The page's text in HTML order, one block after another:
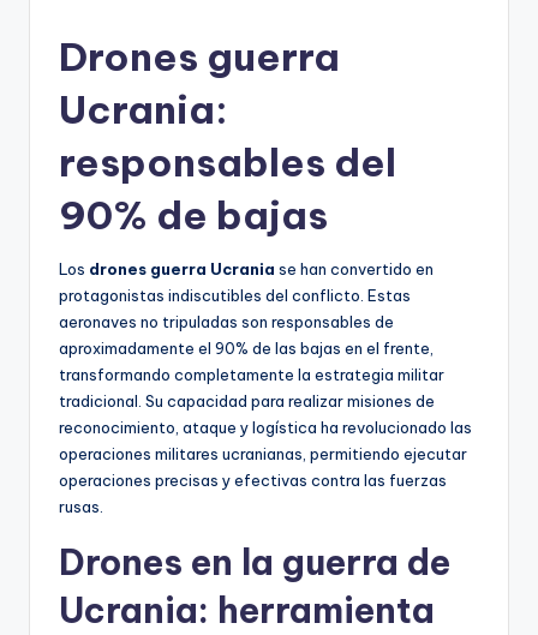
Drones guerra
Ucrania:
responsables del
90% de bajas
Los drones guerra Ucrania se han convertido en
protagonistas indiscutibles del conflicto. Estas
aeronaves no tripuladas son responsables de
aproximadamente el 90% de las bajas en el frente,
transformando completamente la estrategia militar
tradicional. Su capacidad para realizar misiones de
reconocimiento, ataque y logística ha revolucionado las
operaciones militares ucranianas, permitiendo ejecutar
operaciones precisas y efectivas contra las fuerzas
rusas.
Drones en la guerra de
Ucrania: herramienta